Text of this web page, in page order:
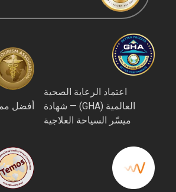
اعتماد الرعاية الصحية
العالمية (GHA) — شهادة
ميسّر السياحة العلاجية
أفضل